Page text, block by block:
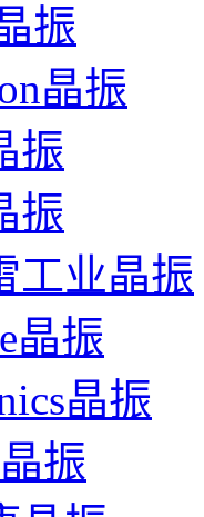
振
晶振
振
振
工业晶振
晶振
晶振
振